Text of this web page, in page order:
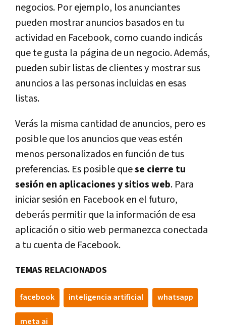
negocios. Por ejemplo, los anunciantes
pueden mostrar anuncios basados en tu
actividad en Facebook, como cuando indicás
que te gusta la página de un negocio. Además,
pueden subir listas de clientes y mostrar sus
anuncios a las personas incluidas en esas
listas.
Verás la misma cantidad de anuncios, pero es
posible que los anuncios que veas estén
menos personalizados en función de tus
preferencias. Es posible quese cierre tu
sesión en aplicaciones y sitios web. Para
iniciar sesión en Facebook en el futuro,
deberás permitir que la información de esa
aplicación o sitio web permanezca conectada
a tu cuenta de Facebook.
TEMAS RELACIONADOS
facebook inteligencia artificial whatsapp
meta ai